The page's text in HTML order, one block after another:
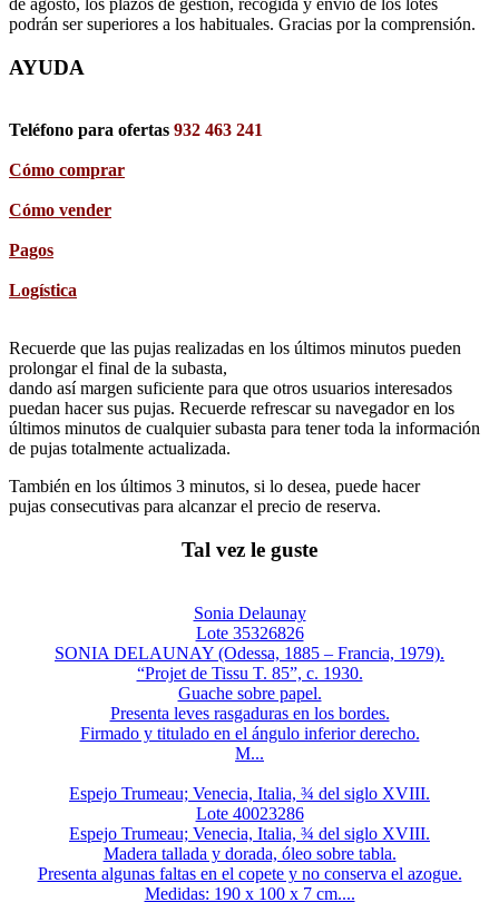
podrán ser superiores a los habituales. Gracias por la comprensión.
AYUDA
Teléfono para ofertas 932 463 241
Cómo comprar
Cómo vender
Pagos
Logística
Recuerde que las pujas realizadas en los últimos minutos pueden
prolongar el final de la subasta,
dando así margen suficiente para que otros usuarios interesados
puedan hacer sus pujas. Recuerde refrescar su navegador en los
últimos minutos de cualquier subasta para tener toda la información
de pujas totalmente actualizada.
También en los últimos 3 minutos, si lo desea, puede hacer
pujas consecutivas para alcanzar el precio de reserva.
Tal vez le guste
Sonia Delaunay
Lote 35326826
SONIA DELAUNAY (Odessa, 1885 – Francia, 1979).
“Projet de Tissu T. 85”, c. 1930.
Guache sobre papel.
Presenta leves rasgaduras en los bordes.
Firmado y titulado en el ángulo inferior derecho.
M...
Espejo Trumeau; Venecia, Italia, ¾ del siglo XVIII.
Lote 40023286
Espejo Trumeau; Venecia, Italia, ¾ del siglo XVIII.
Madera tallada y dorada, óleo sobre tabla.
Presenta algunas faltas en el copete y no conserva el azogue.
Medidas: 190 x 100 x 7 cm....